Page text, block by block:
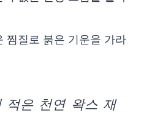
찜질로 붉은 기운을 가라
적은 천연 왁스 재